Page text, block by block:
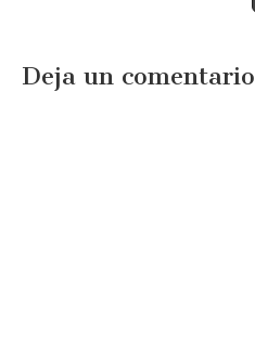
Deja un comentario